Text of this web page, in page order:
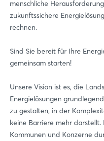
Halle 12, Stand
Niedersachsen
menschliche
zukunftssichere
rechnen.
Sind Sie bereit für Ihre
gemeinsam starten!
Unsere Vision ist es, die
Energielösungen
zu gestalten, in der
keine Barriere mehr
Kommunen und Konzerne